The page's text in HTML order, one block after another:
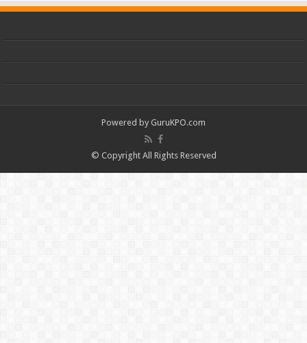
Powered by GuruKPO.com
© Copyright All Rights Reserved